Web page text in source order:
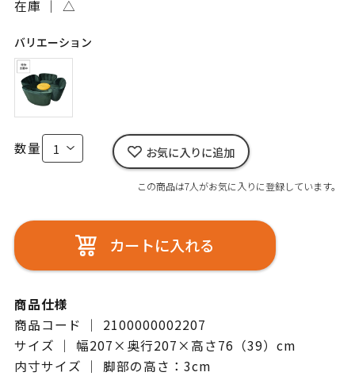
在庫 ｜ △
バリエーション
数量 お気に入りに追加
この商品は7人がお気に入りに登録しています。
カートに入れる
商品仕様
商品コード ｜ 2100000002207
サイズ ｜ 幅207×奥行207×高さ76（39）cm
内寸サイズ ｜ 脚部の高さ：3cm